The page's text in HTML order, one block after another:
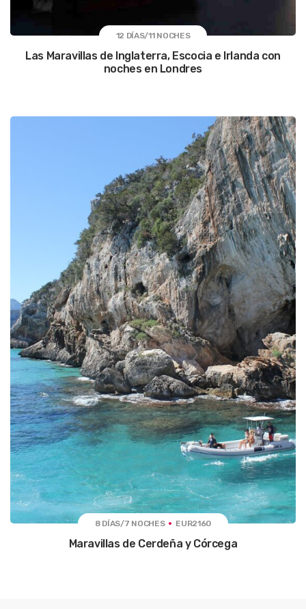
12 DÍAS/11 NOCHES
Las Maravillas de Inglaterra, Escocia e Irlanda con
noches en Londres
8 DÍAS/7 NOCHES EUR2160
Maravillas de Cerdeña y Córcega